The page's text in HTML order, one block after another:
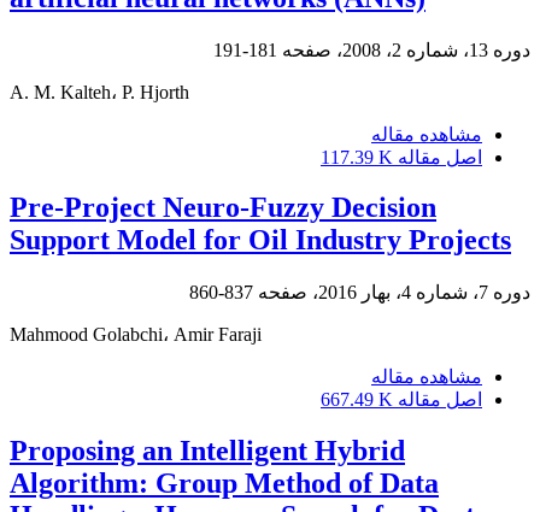
دوره 13، شماره 2، 2008، صفحه 181-191
A. M. Kalteh، P. Hjorth
مشاهده مقاله
اصل مقاله 117.39 K
Pre-Project Neuro-Fuzzy Decision
Support Model for Oil Industry Projects
دوره 7، شماره 4، بهار 2016، صفحه 837-860
Mahmood Golabchi، Amir Faraji
مشاهده مقاله
اصل مقاله 667.49 K
Proposing an Intelligent Hybrid
Algorithm: Group Method of Data